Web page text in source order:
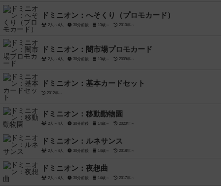
ドミニオン：へそくり（プロモカード）
2人～4人 30分前後 10歳～ 2010年～
ドミニオン：闇市場プロモカード
2人～4人 30分前後 10歳～ 2009年～
ドミニオン：基本カードセット
2012年～
ドミニオン：移動動物園
2人～4人 30分前後 14歳～ 2020年～
ドミニオン：ルネサンス
2人～4人 30分前後 14歳～ 2018年～
ドミニオン：夜想曲
2人～4人 30分前後 14歳～ 2017年～